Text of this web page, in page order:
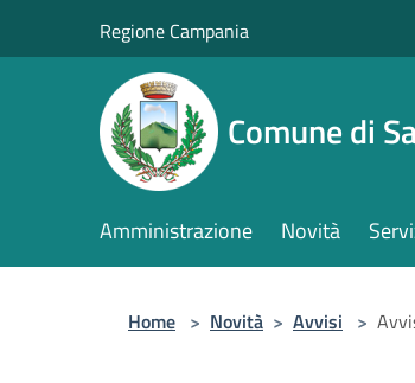
Regione Campania
Comune di
Amministrazione Novità
Home > Novità > Avvisi >